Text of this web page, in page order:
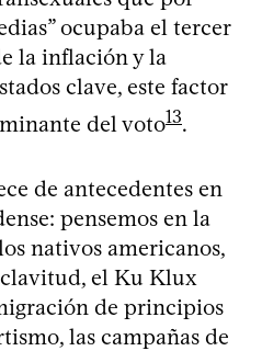
ocupaba el tercer
la inflación y la
clave, este factor
del voto13.
de antecedentes en
pensemos en la
nativos americanos,
el Ku Klux
de principios
las campañas de